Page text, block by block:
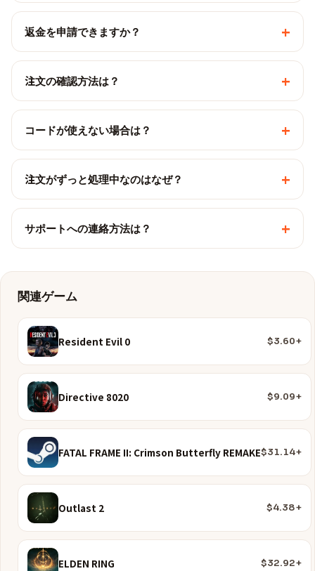
返金を申請できますか？ +
注文の確認方法は？ +
コードが使えない場合は？ +
注文がずっと処理中なのはなぜ？ +
サポートへの連絡方法は？ +
関連ゲーム
Resident Evil 0 $3.60+
Directive 8020 $9.09+
FATAL FRAME II: Crimson Butterfly REMAKE$31.14+
Outlast 2 $4.38+
ELDEN RING $32.92+